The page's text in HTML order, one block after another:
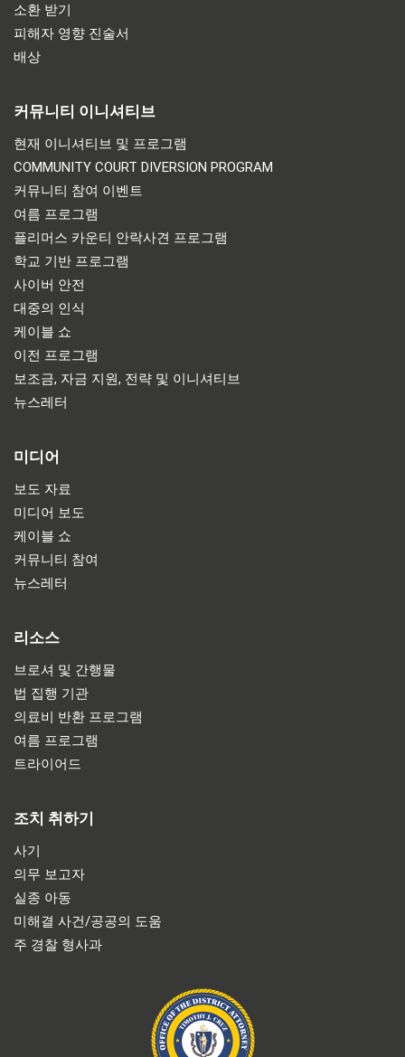
소환 받기
피해자 영향 진술서
배상
커뮤니티 이니셔티브
현재 이니셔티브 및 프로그램
COMMUNITY COURT DIVERSION PROGRAM
커뮤니티 참여 이벤트
여름 프로그램
플리머스 카운티 안락사견 프로그램
학교 기반 프로그램
사이버 안전
대중의 인식
케이블 쇼
이전 프로그램
보조금, 자금 지원, 전략 및 이니셔티브
뉴스레터
미디어
보도 자료
미디어 보도
케이블 쇼
커뮤니티 참여
뉴스레터
리소스
브로셔 및 간행물
법 집행 기관
의료비 반환 프로그램
여름 프로그램
트라이어드
조치 취하기
사기
의무 보고자
실종 아동
미해결 사건/공공의 도움
주 경찰 형사과